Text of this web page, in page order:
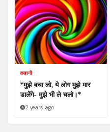
कहानी
*मुझे बचा लो, ये लोग मुझे मार
डालेंगे- मुझे भी ले चलो।*
2 years ago